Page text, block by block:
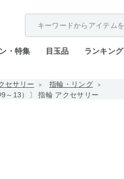
・特集 目玉品 ランキング
セサリー
指輪・リング
～13）〕 指輪 アクセサリー